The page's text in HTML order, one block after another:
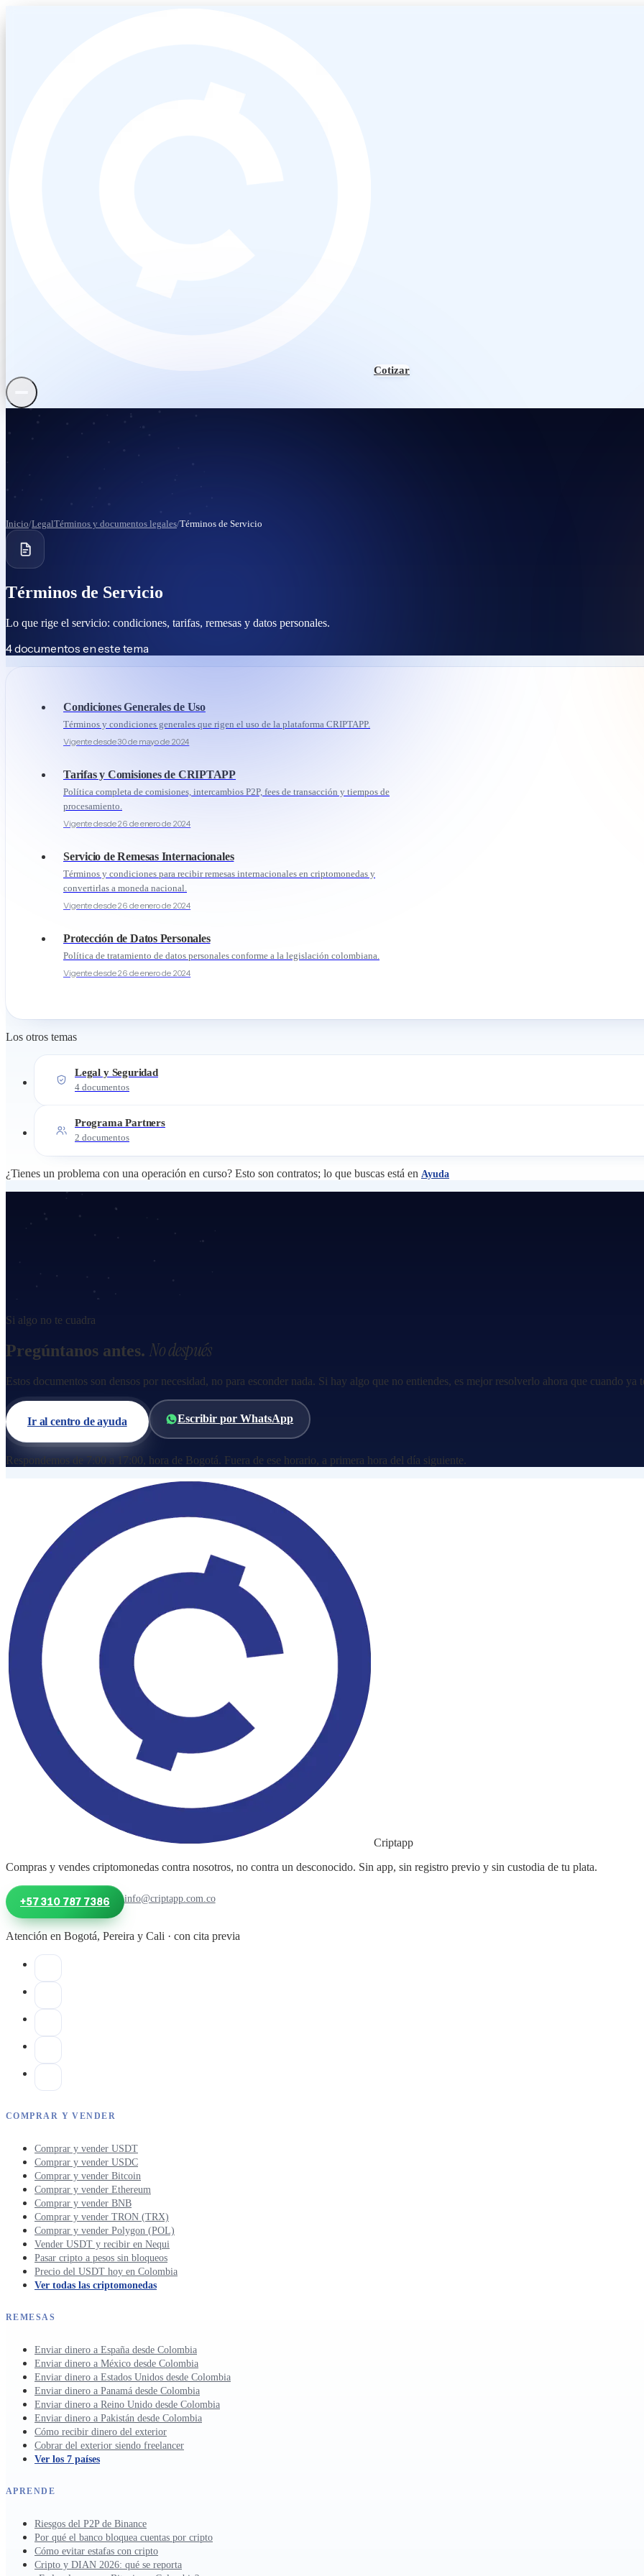
Cotizar
Centro de ayuda
Verificación
Quiénes somos
Referidos
Inicio/LegalTérminos y documentos legales/Términos de Servicio
Términos de Servicio
Lo que rige el servicio: condiciones, tarifas, remesas y datos personales.
4documentos en este tema
Condiciones Generales de Uso
Términos y condiciones generales que rigen el uso de la plataforma CRIPTAPP.
Vigente desde30 de mayo de 2024
Tarifas y Comisiones de CRIPTAPP
Política completa de comisiones, intercambios P2P, fees de transacción y tiempos de
procesamiento.
Vigente desde26 de enero de 2024
Servicio de Remesas Internacionales
Términos y condiciones para recibir remesas internacionales en criptomonedas y
convertirlas a moneda nacional.
Vigente desde26 de enero de 2024
Protección de Datos Personales
Política de tratamiento de datos personales conforme a la legislación colombiana.
Vigente desde26 de enero de 2024
Los otros temas
Legal y Seguridad
4 documentos
Programa Partners
2 documentos
¿Tienes un problema con una operación en curso? Esto son contratos; lo que buscas está en Ayuda
Si algo no te cuadra
Pregúntanos antes. No después
Estos documentos son densos por necesidad, no para esconder nada. Si hay algo que no entiendes, es mejor resolverlo ahora que cuando ya
Ir al centro de ayuda Escribir por WhatsApp
Respondemos de 7:00 a 17:00, hora de Bogotá. Fuera de ese horario, a primera hora del día siguiente.
Criptapp
Compras y vendes criptomonedas contra nosotros, no contra un desconocido. Sin app, sin registro previo y sin custodia de tu plata.
+57 310 787 7386 info@criptapp.com.co
Atención en Bogotá, Pereira y Cali · con cita previa
COMPRAR Y VENDER
Comprar y vender USDT
Comprar y vender USDC
Comprar y vender Bitcoin
Comprar y vender Ethereum
Comprar y vender BNB
Comprar y vender TRON (TRX)
Comprar y vender Polygon (POL)
Vender USDT y recibir en Nequi
Pasar cripto a pesos sin bloqueos
Precio del USDT hoy en Colombia
Ver todas las criptomonedas
REMESAS
Enviar dinero a España desde Colombia
Enviar dinero a México desde Colombia
Enviar dinero a Estados Unidos desde Colombia
Enviar dinero a Panamá desde Colombia
Enviar dinero a Reino Unido desde Colombia
Enviar dinero a Pakistán desde Colombia
Cómo recibir dinero del exterior
Cobrar del exterior siendo freelancer
Ver los 7 países
APRENDE
Riesgos del P2P de Binance
Por qué el banco bloquea cuentas por cripto
Cómo evitar estafas con cripto
Cripto y DIAN 2026: qué se reporta